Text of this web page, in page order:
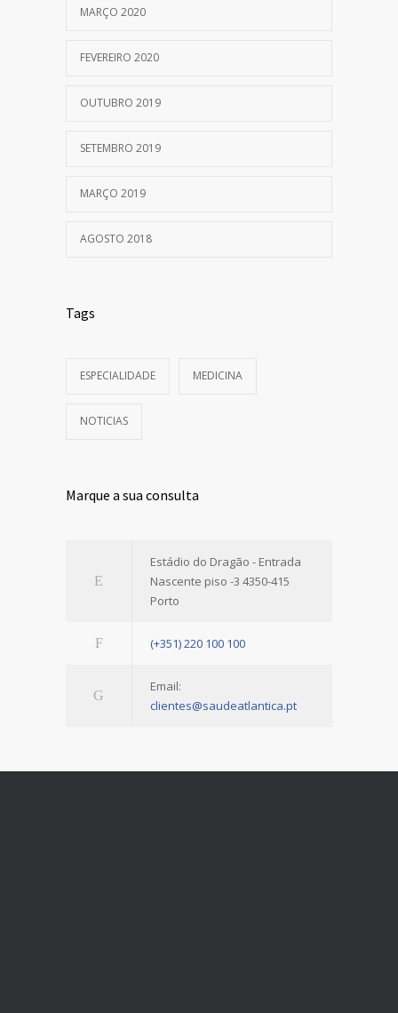
MARÇO 2020
FEVEREIRO 2020
OUTUBRO 2019
SETEMBRO 2019
MARÇO 2019
AGOSTO 2018
Tags
ESPECIALIDADE MEDICINA
NOTICIAS
Marque a sua consulta
Estádio do Dragão - Entrada
Nascente piso -3 4350-415
Porto
(+351) 220 100 100
Email:
clientes@saudeatlantica.pt